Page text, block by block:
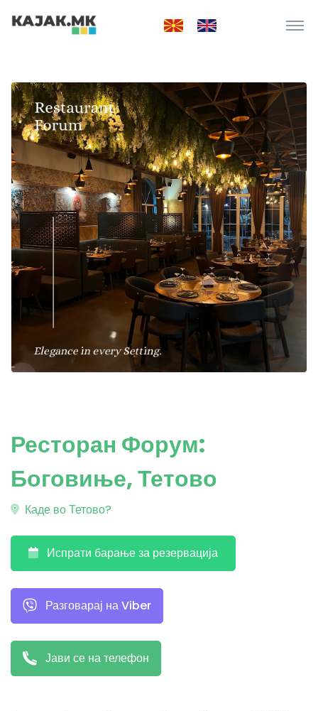
Ресторан Форум:
Боговиње, Тетово
Каде во Тетово?
Испрати барање за резервација
Разговарај на Viber
Јави се на телефон